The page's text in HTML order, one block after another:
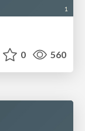
0 560